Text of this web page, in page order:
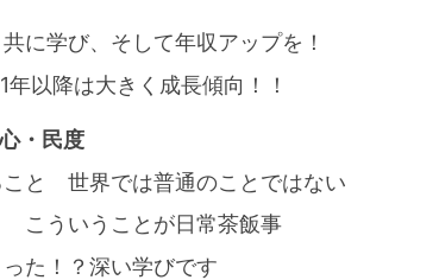
に学び、そして年収アップを！
以降は大きく成長傾向！！
・民度
と 世界では普通のことではない
こういうことが日常茶飯事
た！？深い学びです